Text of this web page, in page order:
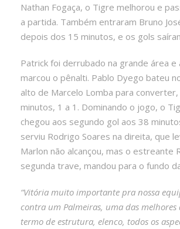
Nathan Fogaça, o Tigre melhorou e
a partida. Também entraram Bruno
depois dos 15 minutos, e os gols
Patrick foi derrubado na grande área
marcou o pênalti. Pablo Dyego bateu
alto de Marcelo Lomba para
minutos, 1 a 1. Dominando o jogo, o
chegou aos segundo gol aos 38
serviu Rodrigo Soares na direita, que
Marlon não alcançou, mas o estreante
segunda trave, mandou para o fundo
“Vitória muito importante pra nossa
contra um Palmeiras, uma das melhores
termo de estrutura, elenco, todos os